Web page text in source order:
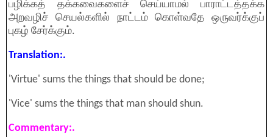
பழிக்கத் தக்கவைகளைச் செய்யாமல் பாராட்டத்தக்க
அறவழிச் செயல்களில் நாட்டம் கொள்வதே ஒருவர்க்குப்
புகழ் சேர்க்கும்.
Translation:.
'Virtue' sums the things that should be done;
'Vice' sums the things that man should shun.
Commentary:.